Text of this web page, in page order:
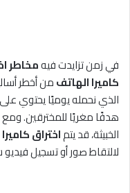
في زمن تزايدت فيهمخاطر
كاميرا الهاتفمن أخطر
الذي نحمله يوميًا يحتوي على
هدفًا مغريًا للمخترقين. ومع
الخبيثة، قد يتماختراق
لالتقاط صور أو تسجيل فيديو